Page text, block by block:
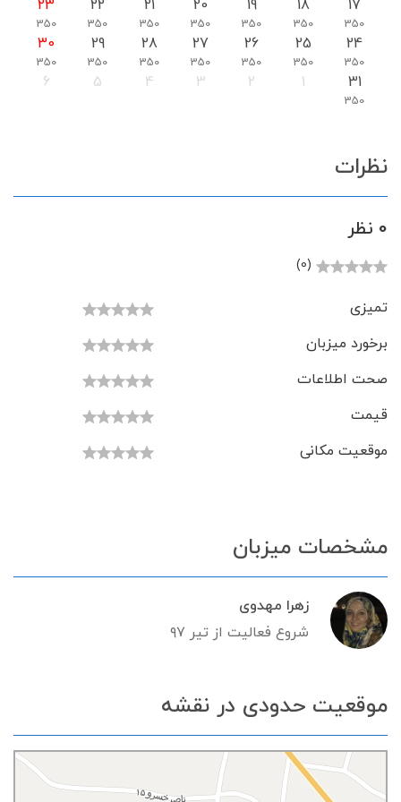
17
350
18
350
19
350
20
350
21
350
22
350
23
350
24
350
25
350
26
350
27
350
28
350
29
350
30
350
31
350
1
2
3
4
5
6
نظرات
0 نظر
(0)
تمیزی
برخورد میزبان
صحت اطلاعات
قیمت
موقعیت مکانی
مشخصات میزبان
زهرا مهدوی
شروع فعالیت از تیر ۹۷
موقعیت حدودی در نقشه